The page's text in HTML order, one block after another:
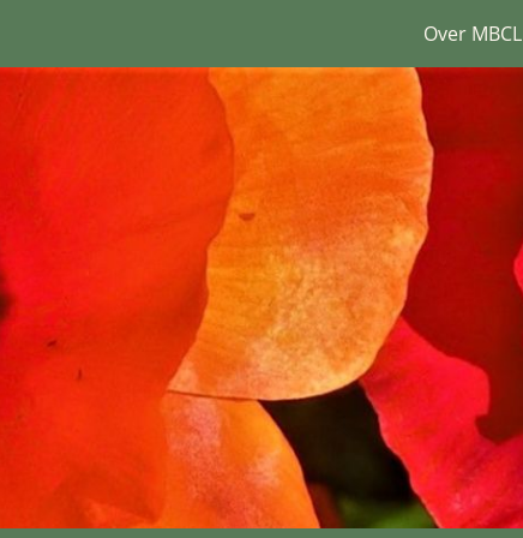
Over MBCL